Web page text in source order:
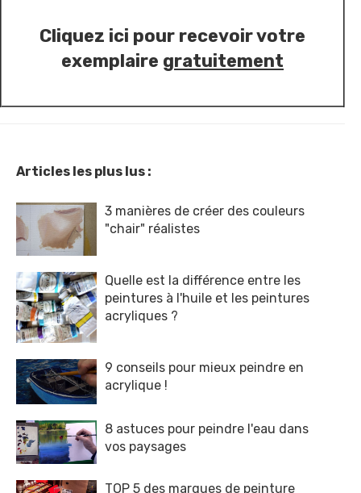
Cliquez ici pour recevoir votre
exemplaire gratuitement
Articles les plus lus :
3 manières de créer des couleurs
"chair" réalistes
Quelle est la différence entre les
peintures à l'huile et les peintures
acryliques ?
9 conseils pour mieux peindre en
acrylique !
8 astuces pour peindre l'eau dans
vos paysages
TOP 5 des marques de peinture